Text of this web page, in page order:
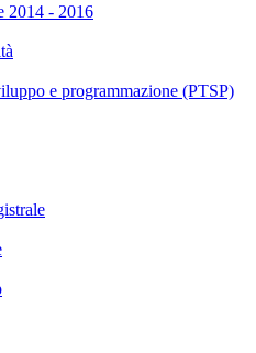
2014 - 2016
e programmazione (PTSP)